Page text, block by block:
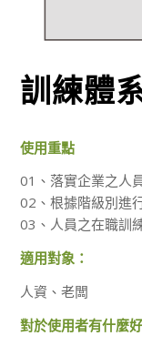
訓練體
使用重點
01、落實企業之人
02、根據階級別進
03、人員之在職訓
適用對象：
人資、老闆
對於使用者有什麼